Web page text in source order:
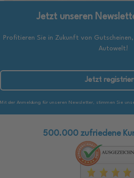
Jetzt unseren
Profitieren Sie in Zukunft von
Autowelt!
Jetzt
Mit der Anmeldung für unseren Newsletter, stimmen Sie
500.000 zufriedene